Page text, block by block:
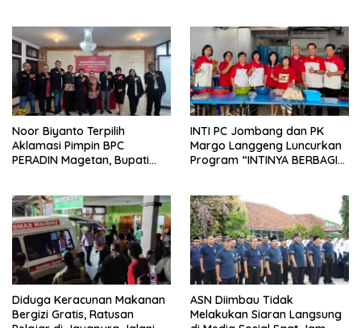
Noor Biyanto Terpilih
Aklamasi Pimpin BPC
PERADIN Magetan, Bupati
INTI PC Jombang dan PK
Margo Langgeng Luncurkan
Program “INTINYA BERBAGI”,
Diduga Keracunan Makanan
Bergizi Gratis, Ratusan
ASN Diimbau Tidak
Melakukan Siaran Langsung